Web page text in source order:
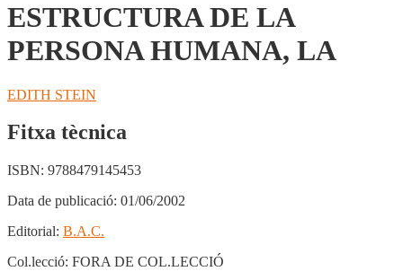
ESTRUCTURA DE LA
PERSONA HUMANA, LA
EDITH STEIN
Fitxa tècnica
ISBN: 9788479145453
Data de publicació: 01/06/2002
Editorial: B.A.C.
Col.lecció: FORA DE COL.LECCIÓ